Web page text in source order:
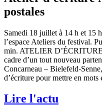
postales
Samedi 18 juillet à 14 h et 15
l’espace Ateliers du festival.
min. ATELIER D’ÉCRITURE
cadre d’un tout nouveau
Concarneau – Bielefeld-
d’écriture pour mettre en
Lire l'actu